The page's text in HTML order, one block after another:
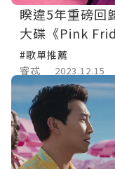
睽違5年重磅回
大碟《Pink
#歌單推薦
睿忒
2023.12.15